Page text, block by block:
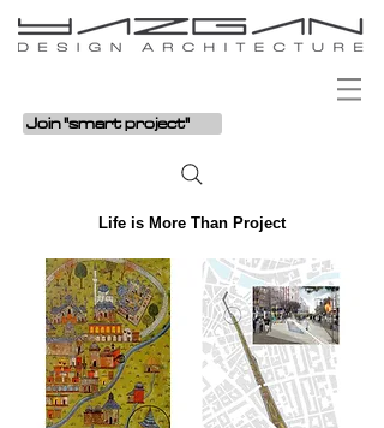
Join "smart project"
Life is More Than Project